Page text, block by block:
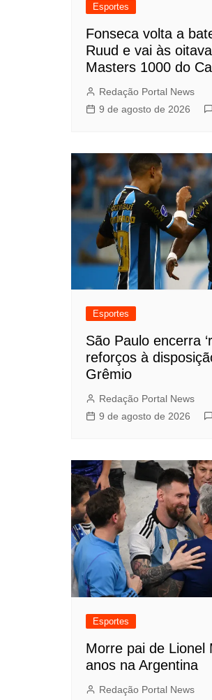
Esportes
Fonseca volta a
Ruud e vai às
Masters 1000 do
Redação Portal News
9 de agosto de 2026
Esportes
São Paulo encerra
reforços à
Grêmio
Redação Portal News
9 de agosto de 2026
Esportes
Morre pai de Lionel
anos na Argentina
Redação Portal News